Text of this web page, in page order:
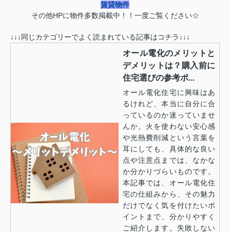
賃貸物件
その他HPに物件多数掲載中！！一度ご覧ください☆
↓↓↓同じカテゴリーでよく読まれている記事はコチラ↓↓↓
オール電化のメリットと
デメリットは？購入前に
住宅選びの参考ポ...
オール電化住宅に興味はあ
るけれど、本当に自分に合
っているのか迷っていませ
んか。火を使わない安心感
や光熱費削減という言葉を
耳にしても、具体的な良い
点や注意点までは、なかな
か分かりづらいものです。
本記事では、オール電化住
宅の仕組みから、その魅力
だけでなく気を付けたいポ
イントまで、分かりやすく
ご紹介します。失敗しない